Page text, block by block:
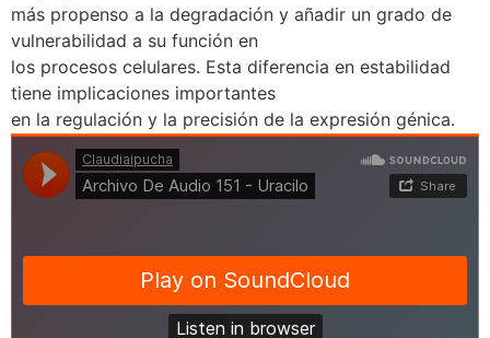
más propenso a la degradación y añadir un grado de
vulnerabilidad a su función en
los procesos celulares. Esta diferencia en estabilidad
tiene implicaciones importantes
en la regulación y la precisión de la expresión génica.